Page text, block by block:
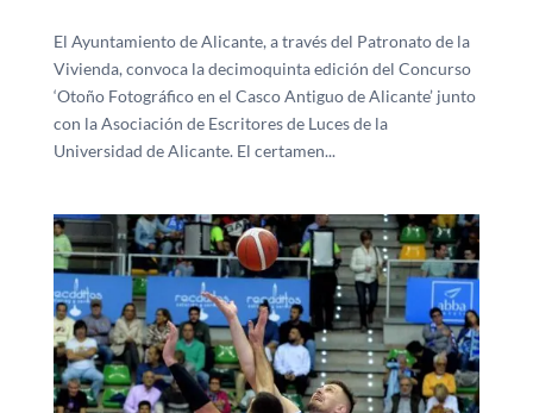
El Ayuntamiento de Alicante, a través del Patronato de la
Vivienda, convoca la decimoquinta edición del Concurso
‘Otoño Fotográfico en el Casco Antiguo de Alicante’ junto
con la Asociación de Escritores de Luces de la
Universidad de Alicante. El certamen...